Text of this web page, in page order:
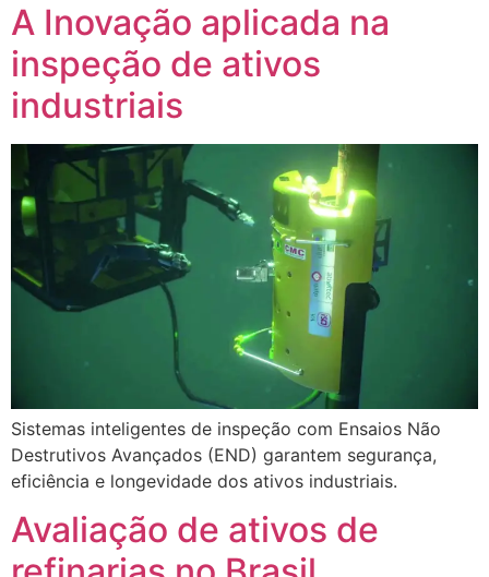
A Inovação aplicada na
inspeção de ativos
industriais
Sistemas inteligentes de inspeção com Ensaios Não
Destrutivos Avançados (END) garantem segurança,
eficiência e longevidade dos ativos industriais.
Avaliação de ativos de